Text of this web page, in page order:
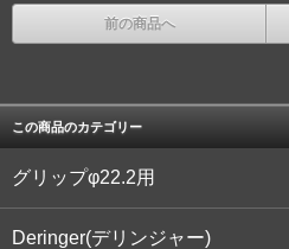
前の商品へ
この商品のカテゴリー
グリップφ22.2用
Deringer(デリンジャー)